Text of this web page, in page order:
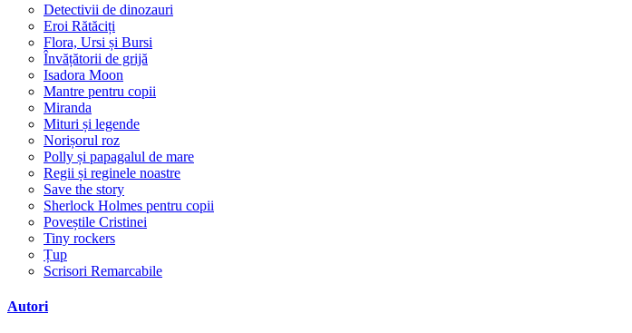
Detectivii de dinozauri
Eroi Rătăciți
Flora, Ursi și Bursi
Învățătorii de grijă
Isadora Moon
Mantre pentru copii
Miranda
Mituri și legende
Norișorul roz
Polly și papagalul de mare
Regii și reginele noastre
Save the story
Sherlock Holmes pentru copii
Poveștile Cristinei
Tiny rockers
Țup
Scrisori Remarcabile
Autori